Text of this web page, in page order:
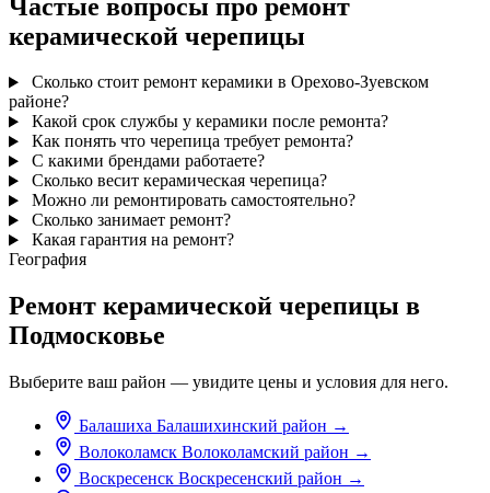
Частые вопросы про ремонт
керамической черепицы
Сколько стоит ремонт керамики в Орехово-Зуевском
районе?
Какой срок службы у керамики после ремонта?
Как понять что черепица требует ремонта?
С какими брендами работаете?
Сколько весит керамическая черепица?
Можно ли ремонтировать самостоятельно?
Сколько занимает ремонт?
Какая гарантия на ремонт?
География
Ремонт керамической черепицы в
Подмосковье
Выберите ваш район — увидите цены и условия для него.
Балашиха Балашихинский район →
Волоколамск Волоколамский район →
Воскресенск Воскресенский район →